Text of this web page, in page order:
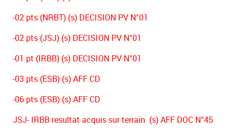
-02 pts (NRBT) (s) DECISION PV N°01
-02 pts (JSJ) (s) DECISION PV N°01
-01 pt (IRBB) (s) DECISION PV N°01
-03 pts (ESB) (s) AFF CD
-06 pts (ESB) (s) AFF CD
JSJ- IRBB resultat acquis sur terrain (s) AFF DOC N°45